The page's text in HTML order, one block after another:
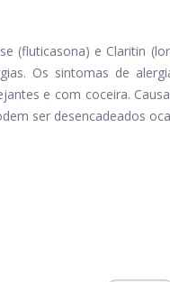
(fluticasona) e Claritin
Os sintomas de
e com coceira.
ser desencadeados